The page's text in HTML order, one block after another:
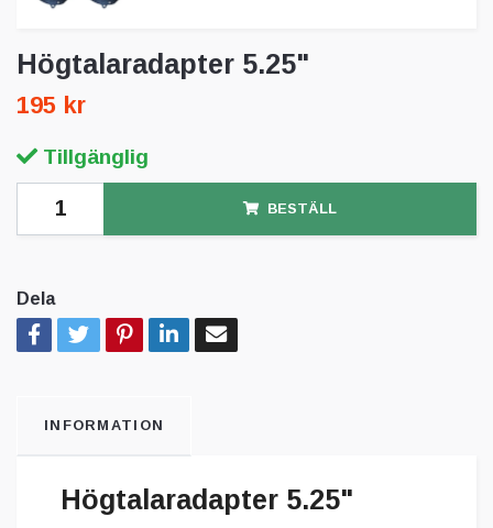
Högtalaradapter 5.25"
195 kr
Tillgänglig
BESTÄLL
Dela
INFORMATION
Högtalaradapter 5.25"